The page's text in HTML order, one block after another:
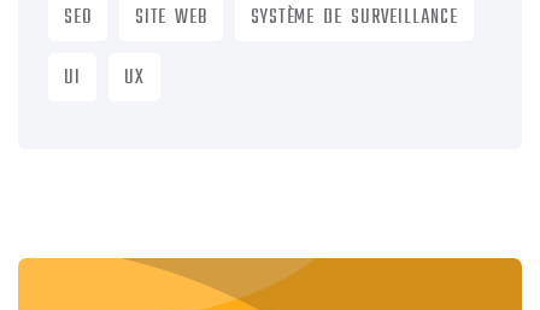
SEO
SITE WEB
SYSTÈME DE SURVEILLANCE
UI
UX